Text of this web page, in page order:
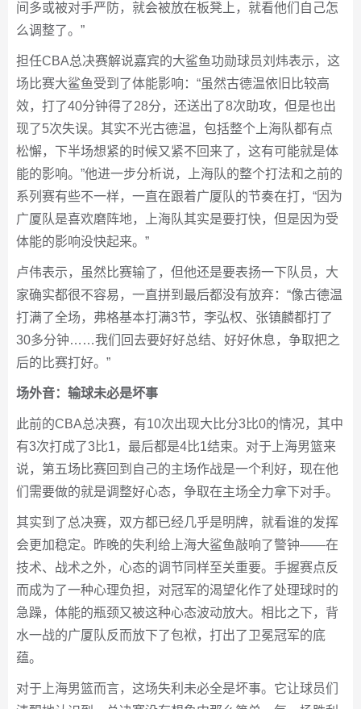
间多或被对手严防，就会被放在板凳上，就看他们自己怎
么调整了。”
担任CBA总决赛解说嘉宾的大鲨鱼功勋球员刘炜表示，这
场比赛大鲨鱼受到了体能影响：“虽然古德温依旧比较高
效，打了40分钟得了28分，还送出了8次助攻，但是也出
现了5次失误。其实不光古德温，包括整个上海队都有点
松懈，下半场想紧的时候又紧不回来了，这有可能就是体
能的影响。”他进一步分析说，上海队的整个打法和之前的
系列赛有些不一样，一直在跟着广厦队的节奏在打，“因为
广厦队是喜欢磨阵地，上海队其实是要打快，但是因为受
体能的影响没快起来。”
卢伟表示，虽然比赛输了，但他还是要表扬一下队员，大
家确实都很不容易，一直拼到最后都没有放弃：“像古德温
打满了全场，弗格基本打满3节，李弘权、张镇麟都打了
30多分钟……我们回去要好好总结、好好休息，争取把之
后的比赛打好。”
场外音：输球未必是坏事
此前的CBA总决赛，有10次出现大比分3比0的情况，其中
有3次打成了3比1，最后都是4比1结束。对于上海男篮来
说，第五场比赛回到自己的主场作战是一个利好，现在他
们需要做的就是调整好心态，争取在主场全力拿下对手。
其实到了总决赛，双方都已经几乎是明牌，就看谁的发挥
会更加稳定。昨晚的失利给上海大鲨鱼敲响了警钟——在
技术、战术之外，心态的调节同样至关重要。手握赛点反
而成为了一种心理负担，对冠军的渴望化作了处理球时的
急躁，体能的瓶颈又被这种心态波动放大。相比之下，背
水一战的广厦队反而放下了包袱，打出了卫冕冠军的底
蕴。
对于上海男篮而言，这场失利未必全是坏事。它让球员们